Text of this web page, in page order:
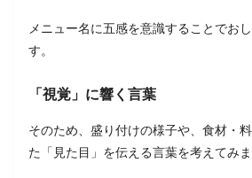
メニュー名に五感を意識することでお
す。
「視覚」に響く言葉
そのため、盛り付けの様子や、食材・
た「見た目」を伝える言葉を考えてみま